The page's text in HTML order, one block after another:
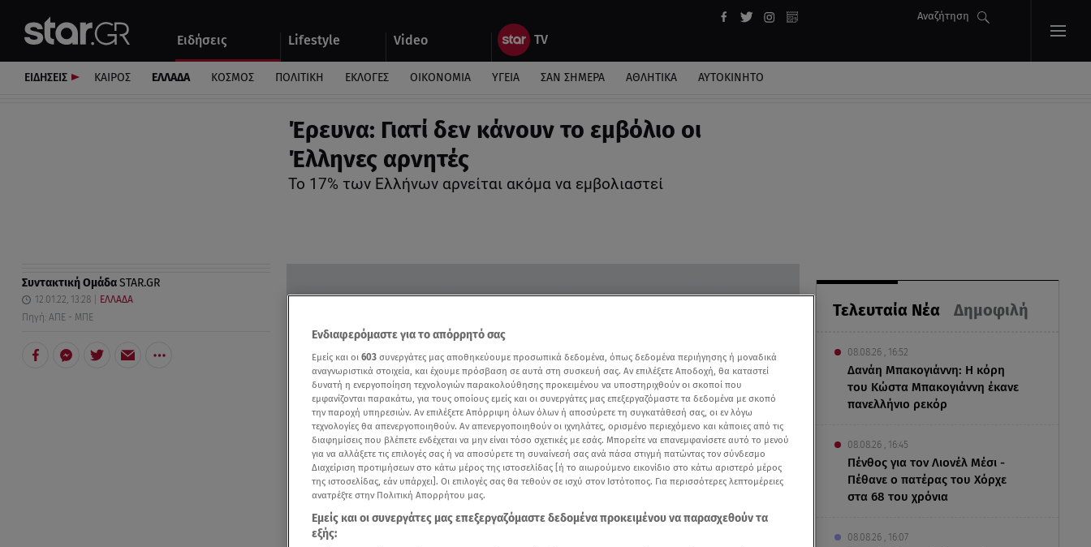
Ειδήσεις Lifestyle Video
Αναζήτηση
Αυτοκίνητο
ΕΙΔΗΣΕΙΣ ΚΑΙΡΟΣ ΕΛΛΑΔΑ ΚΟΣΜΟΣ ΠΟΛΙΤΙΚΗ ΕΚΛΟΓΕΣ ΟΙΚΟΝΟΜΙΑ ΥΓΕΙΑ ΣΑΝ ΣΗΜΕΡΑ ΑΘΛΗΤΙΚΑ ΑΥΤΟΚΙΝΗΤΟ
Έρευνα: Γιατί δεν κάνουν το εμβόλιο οι
Έλληνες αρνητές
Το 17% των Ελλήνων αρνείται ακόμα να εμβολιαστεί
Τελευταία Νέα Δημοφιλή
08.08.26 , 16:52
Δανάη Μπακογιάννη: Η κόρη
του Κώστα Μπακογιάννη έκανε
πανελλήνιο ρεκόρ
08.08.26 , 16:45
Πένθος για τον Λιονέλ Μέσι -
Πέθανε ο πατέρας του Χόρχε
στα 68 του χρόνια
08.08.26 , 16:07
Συντακτική ΟμάδαSTAR.GR
12.01.22, 13:28
ΕΛΛΑΔΑ
Πηγή: ΑΠΕ - ΜΠΕ
Ενδιαφερόμαστε για το απόρρητό σας
Εμείς και οι 603 συνεργάτες μας αποθηκεύουμε προσωπικά δεδομένα, όπως δεδομένα περιήγησης ή μοναδικά
αναγνωριστικά στοιχεία, και έχουμε πρόσβαση σε αυτά στη συσκευή σας. Αν επιλέξετε Αποδοχή, θα καταστεί
δυνατή η ενεργοποίηση τεχνολογιών παρακολούθησης προκειμένου να υποστηριχθούν οι σκοποί που
εμφανίζονται παρακάτω, για τους οποίους εμείς και οι συνεργάτες μας επεξεργαζόμαστε τα δεδομένα με σκοπό
την παροχή υπηρεσιών. Αν επιλέξετε Απόρριψη όλων όλων ή αποσύρετε τη συγκατάθεσή σας, οι εν λόγω
τεχνολογίες θα απενεργοποιηθούν. Αν απενεργοποιηθούν οι ιχνηλάτες, ορισμένο περιεχόμενο και κάποιες από τις
διαφημίσεις που βλέπετε ενδέχεται να μην είναι τόσο σχετικές με εσάς. Μπορείτε να επανεμφανίσετε αυτό το μενού
για να αλλάξετε τις επιλογές σας ή να αποσύρετε τη συναίνεσή σας ανά πάσα στιγμή πατώντας τον σύνδεσμο
Διαχείριση προτιμήσεων στο κάτω μέρος της ιστοσελίδας [ή το αιωρούμενο εικονίδιο στο κάτω αριστερό μέρος
της ιστοσελίδας, εάν υπάρχει]. Οι επιλογές σας θα τεθούν σε ισχύ στον Ιστότοπος. Για περισσότερες λεπτομέρειες
ανατρέξτε στην Πολιτική Απορρήτου μας.
Εμείς και οι συνεργάτες μας επεξεργαζόμαστε δεδομένα προκειμένου να παρασχεθούν τα
εξής: